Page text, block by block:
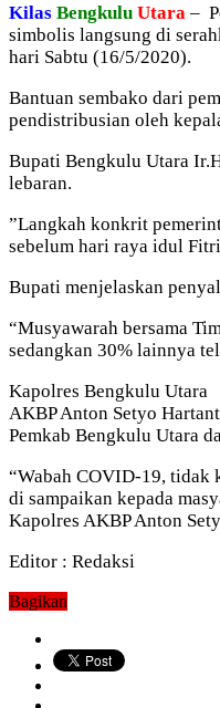
Kilas Bengkulu Utara –
simbolis langsung di
hari Sabtu (16/5/2020).
Bantuan sembako dari
pendistribusian oleh
Bupati Bengkulu Utara
lebaran.
”Langkah konkrit
sebelum hari raya idul
Bupati menjelaskan
“Musyawarah bersama
sedangkan 30% lainnya
Kapolres Bengkulu Utara
AKBP Anton Setyo
Pemkab Bengkulu Utara
“Wabah COVID-19, tidak
di sampaikan kepada
Kapolres AKBP Anton
Editor : Redaksi
Bagikan